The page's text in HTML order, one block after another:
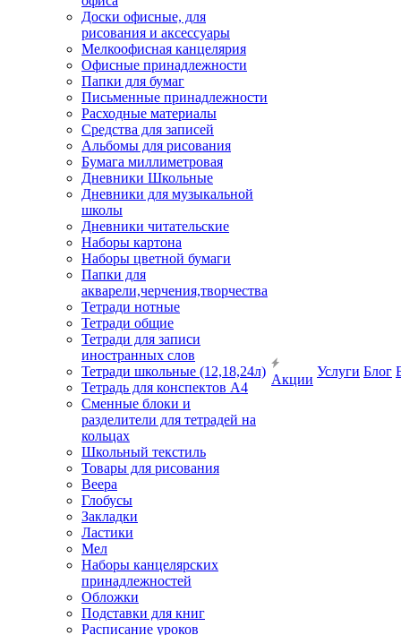
Доски офисные, для
рисования и аксессуары
Мелкоофисная канцелярия
Офисные принадлежности
Папки для бумаг
Письменные принадлежности
Расходные материалы
Средства для записей
Альбомы для рисования
Бумага миллиметровая
Дневники Школьные
Дневники для музыкальной
школы
Дневники читательские
Наборы картона
Наборы цветной бумаги
Папки для
акварели,черчения,творчества
Тетради нотные
Тетради общие
Тетради для записи
иностранных слов
Тетради школьные (12,18,24л)
Тетрадь для конспектов А4
Сменные блоки и
разделители для тетрадей на
кольцах
Школьный текстиль
Товары для рисования
Веера
Глобусы
Закладки
Ластики
Мел
Наборы канцелярских
принадлежностей
Обложки
Подставки для книг
Расписание уроков
Акции
Услуги Блог